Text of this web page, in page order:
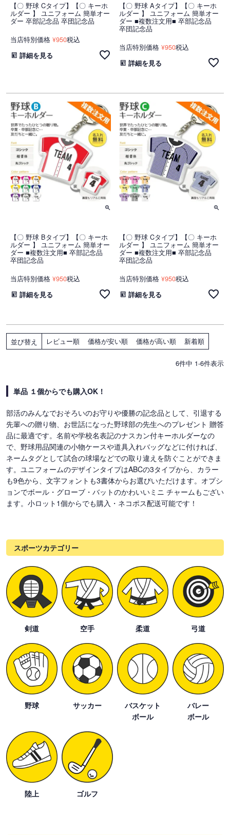
【〇 野球 Cタイプ】【〇 キーホ
ルダー 】 ユニフォーム 簡単オー
ダー 卒部記念品 卒団記念品
当店特別価格 ¥950税込
詳細を見る
【〇 野球 Aタイプ】【〇 キーホ
ルダー 】 ユニフォーム 簡単オー
ダー ■複数注文用■ 卒部記念品
卒団記念品
当店特別価格 ¥950税込
詳細を見る
【〇 野球 Bタイプ】【〇 キーホ
ルダー 】 ユニフォーム 簡単オー
ダー ■複数注文用■ 卒部記念品
卒団記念品
当店特別価格 ¥950税込
詳細を見る
【〇 野球 Cタイプ】【〇 キーホ
ルダー 】 ユニフォーム 簡単オー
ダー ■複数注文用■ 卒部記念品
卒団記念品
当店特別価格 ¥950税込
詳細を見る
並び替え レビュー順 価格が安い順 価格が高い順 新着順
6件中 1-6件表示
単品 １個からでも購入OK！
部活のみんなでおそろいのお守りや優勝の記念品として、引退する
先輩への贈り物、お世話になった野球部の先生へのプレゼント 贈答
品に最適です。名前や学校名表記のナスカン付キーホルダーなの
で、野球用品関連の小物ケースや道具入れバッグなどに付ければ、
ネームタグとして試合の球場などでの取り違えを防ぐことができま
す。ユニフォームのデザインタイプはABCの3タイプから、カラー
も9色から、文字フォントも3書体からお選びいただけます。オプシ
ョンでボール・グローブ・バットのかわいいミニ チャームもござい
ます。小ロット1個からでも購入・ネコポス配送可能です！
スポーツカテゴリー
剣道 空手 柔道 弓道
野球 サッカー
バスケット
ボール
バレー
ボール
陸上 ゴルフ